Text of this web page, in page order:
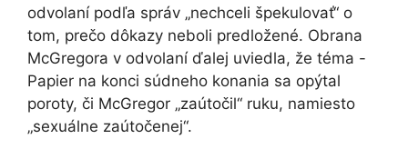
odvolaní podľa správ „nechceli špekulovať“ o
tom, prečo dôkazy neboli predložené. Obrana
McGregora v odvolaní ďalej uviedla, že téma -
Papier na konci súdneho konania sa opýtal
poroty, či McGregor „zaútočil“ ruku, namiesto
„sexuálne zaútočenej“.